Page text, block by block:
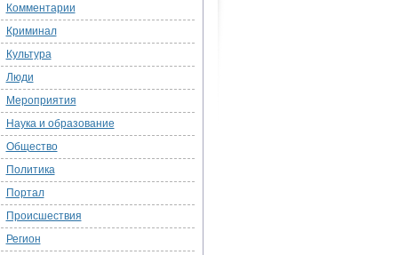
Комментарии
Криминал
Культура
Люди
Мероприятия
Наука и образование
Общество
Политика
Портал
Происшествия
Регион